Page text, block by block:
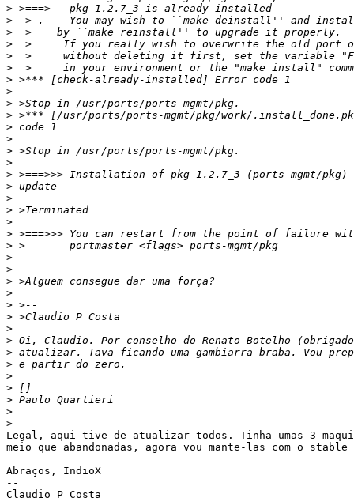
>
>
>
>
>
>
>
>
>
>
>
>
>
>
>
>
>
>
>
>
>
>
>
>
>
>
>
>
>
>
>
>
>
>
>
>
Legal, aqui tive de atualizar todos. Tinha umas 3
meio que abandonadas, agora vou mante-las com o
Abraços, IndioX
--